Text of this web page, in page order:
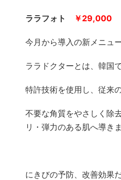
ララフォト ￥29,000
今月から導入の新メニュー
ララドクターとは、韓国
特許技術を使用し、従来
不要な角質をやさしく除
リ・弾力のある肌へ導きま
にきびの予防、改善効果